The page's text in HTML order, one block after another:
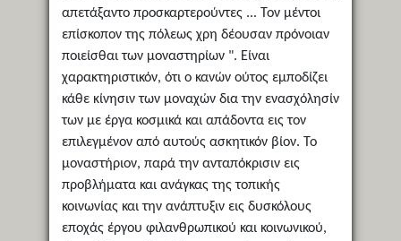
απετάξαντο προσκαρτερούντες ... Τον μέντοι
επίσκοπον της πόλεως χρη δέουσαν πρόνοιαν
ποιείσθαι των μοναστηρίων ". Είναι
χαρακτηριστικόν, ότι ο κανών ούτος εμποδίζει
κάθε κίνησιν των μοναχών δια την ενασχόλησίν
των με έργα κοσμικά και απάδοντα εις τον
επιλεγμένον από αυτούς ασκητικόν βίον. Το
μοναστήριον, παρά την ανταπόκρισιν εις
προβλήματα και ανάγκας της τοπικής
κοινωνίας και την ανάπτυξιν εις δυσκόλους
εποχάς έργου φιλανθρωπικού και κοινωνικού,